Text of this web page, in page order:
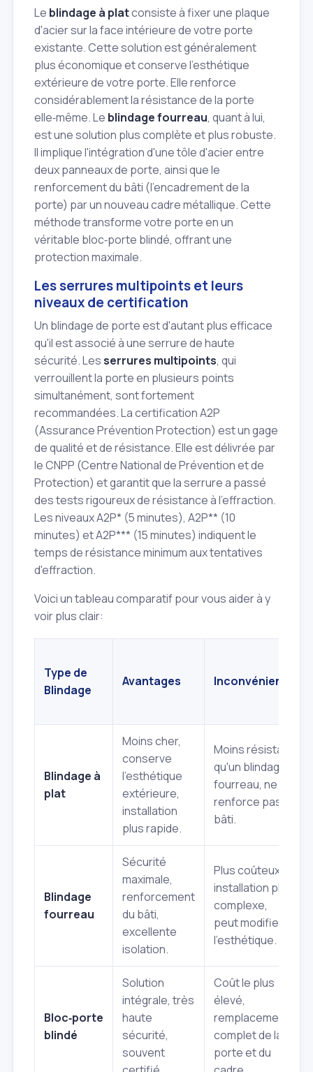
Le blindage à platconsiste à fixer une plaque
d'acier sur la face intérieure de votre porte
existante. Cette solution est généralement
plus économique et conserve l'esthétique
extérieure de votre porte. Elle renforce
considérablement la résistance de la porte
elle‑même. Le blindage fourreau, quant à lui,
est une solution plus complète et plus robuste.
Il implique l'intégration d'une tôle d'acier entre
deux panneaux de porte, ainsi que le
renforcement du bâti (l'encadrement de la
porte) par un nouveau cadre métallique. Cette
méthode transforme votre porte en un
véritable bloc‑porte blindé, offrant une
protection maximale.
Les serrures multipoints et leurs
niveaux de certification
Un blindage de porte est d'autant plus efficace
qu'il est associé à une serrure de haute
sécurité. Lesserrures multipoints, qui
verrouillent la porte en plusieurs points
simultanément, sont fortement
recommandées. La certification A2P
(Assurance Prévention Protection) est un gage
de qualité et de résistance. Elle est délivrée par
le CNPP (Centre National de Prévention et de
Protection) et garantit que la serrure a passé
des tests rigoureux de résistance à l'effraction.
Les niveaux A2P* (5 minutes), A2P** (10
minutes) et A2P*** (15 minutes) indiquent le
temps de résistance minimum aux tentatives
d'effraction.
Voici un tableau comparatif pour vous aider à y
voir plus clair:
Type de
Blindage
Avantages Inconvénients
Blindage à
plat
Moins cher,
conserve
l'esthétique
extérieure,
installation
plus rapide.
Moins résistant
qu'un blindage
fourreau, ne
renforce pas le
bâti.
Blindage
fourreau
Sécurité
maximale,
renforcement
du bâti,
excellente
isolation.
Plus coûteux,
installation plus
complexe,
peut modifier
l'esthétique.
Bloc‑porte
blindé
Solution
intégrale, très
haute
sécurité,
souvent
Coût le plus
élevé,
remplacement
complet de la
porte et du